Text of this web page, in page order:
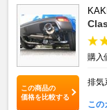
この商品の
価格を比較する
購入
排気
この